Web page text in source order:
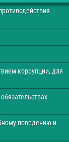
коррупции, для
поведению и